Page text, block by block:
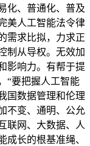
化、普通化、普及
美人工智能法令律
需求比拟，力求正
制从导权。无效加
影响力。有帮于提
“要把握人工智能
国数据管理和伦理
不变、通明、公允
联网、大数据、人
成长的根基准绳、